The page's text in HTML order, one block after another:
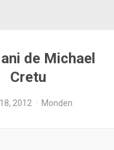
de Michael
Cretu
2012 Monden